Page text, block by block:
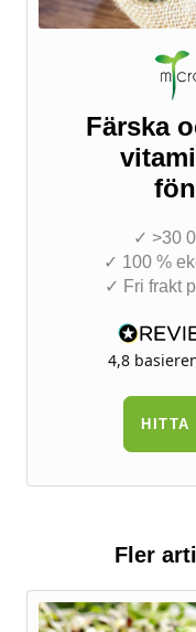
Färska
✓ >30
✓ 100 %
✓ Fri frakt
4,8
HITTA
Fler